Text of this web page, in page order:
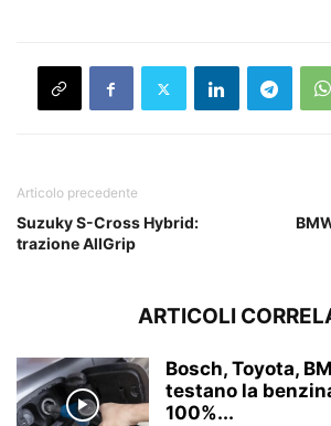
Articolo precedente
Suzuky S-Cross Hybrid:
trazione AllGrip
ARTICOLI
Bosch, Toyota,
testano la
100%...